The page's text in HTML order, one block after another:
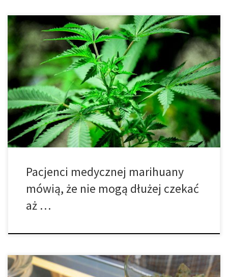
W stanie Utah walka o legalizację marihuany jest daleka od
zakończenia. Prawodawcy, agencje policyjne i rzecznicy wspólnie
pracują teraz nad projektem ustawy, która mogłaby zostać
przekazana do głosowania w przyszłym roku. W międzyczasie,
rodziny w Utah pakują się i szukają schronienia w innych stanach.
Nie daleko od granicy Utah wzdłuż […]
Pacjenci medycznej marihuany
mówią, że nie mogą dłużej czekać
aż …